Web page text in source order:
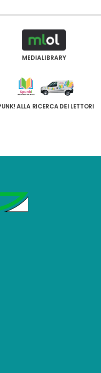
MEDIALIBRARY
ALLA RICERCA DEI LETTORI